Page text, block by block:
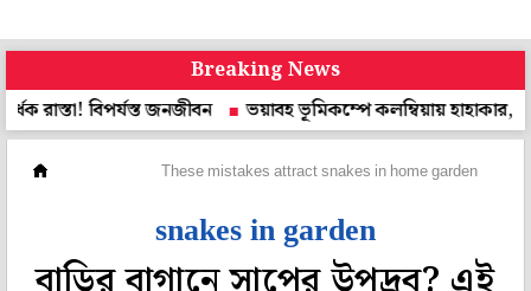
Breaking News
বিপর্যস্ত জনজীবন
ভয়াবহ ভূমিকম্পে কলম্বিয়ায় হাহাকার, তাসের
These mistakes attract snakes in home garden
snakes in garden